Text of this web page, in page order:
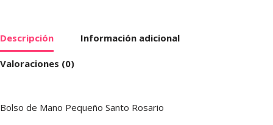
Descripción Información adicional
Valoraciones (0)
Bolso de Mano Pequeño Santo Rosario